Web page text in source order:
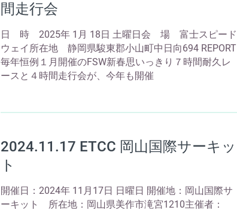
間走行会
日 時 2025年 1月 18日 土曜日会 場 富士スピード
ウェイ所在地 静岡県駿東郡小山町中日向694 REPORT
毎年恒例１月開催のFSW新春思いっきり７時間耐久レ
ースと４時間走行会が、今年も開催
2024.11.17 ETCC 岡山国際サーキッ
ト
開催日：2024年 11月17日 日曜日 開催地：岡山国際サ
ーキット 所在地：岡山県美作市滝宮1210主催者：